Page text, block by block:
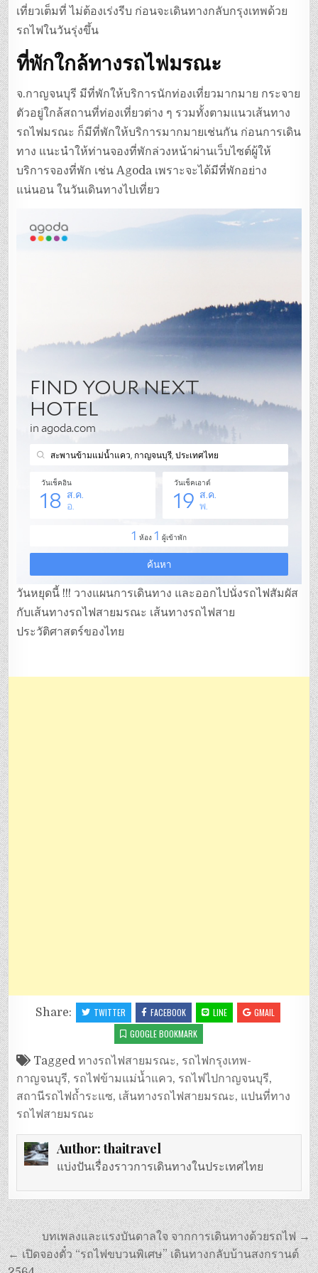
เที่ยวเต็มที่ ไม่ต้องเร่งรีบ ก่อนจะเดินทางกลับกรุงเทพด้วย
รถไฟในวันรุ่งขึ้น
ที่พักใกล้ทางรถไฟมรณะ
จ.กาญจนบุรี มีที่พักให้บริการนักท่องเที่ยวมากมาย กระจาย
ตัวอยู่ใกล้สถานที่ท่องเที่ยวต่าง ๆ รวมทั้งตามแนวเส้นทาง
รถไฟมรณะ ก็มีที่พักให้บริการมากมายเช่นกัน ก่อนการเดิน
ทาง แนะนำให้ท่านจองที่พักล่วงหน้าผ่านเว็บไซต์ผู้ให้
บริการจองที่พัก เช่น Agoda เพราะจะได้มีที่พักอย่าง
แน่นอน ในวันเดินทางไปเที่ยว
วันหยุดนี้ !!! วางแผนการเดินทาง และออกไปนั่งรถไฟสัมผัส
กับเส้นทางรถไฟสายมรณะ เส้นทางรถไฟสาย
ประวัติศาสตร์ของไทย
Share: TWITTER FACEBOOK LINE
GMAIL
GOOGLE BOOKMARK
Taggedทางรถไฟสายมรณะ, รถไฟกรุงเทพ-
กาญจนบุรี, รถไฟข้ามแม่น้ำแคว, รถไฟไปกาญจนบุรี,
สถานีรถไฟถ้ำระแซ, เส้นทางรถไฟสายมรณะ, แปนที่ทาง
รถไฟสายมรณะ
Author:thaitravel
แบ่งปันเรื่องราวการเดินทางในประเทศไทย
แนะแนว
เรื่อง
บทเพลงและแรงบันดาลใจ จากการเดินทางด้วยรถไฟ →
← เปิดจองตั๋ว “รถไฟขบวนพิเศษ” เดินทางกลับบ้านสงกรานต์